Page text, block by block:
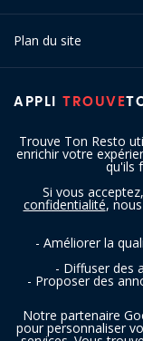
Trouve Ton Resto
enrichir votre
qu'ils
Si vous
confidentialité,
- Améliorer la
- Diffuser des
- Proposer des
Notre partenaire
pour personnaliser
APPLI TROUVE
Plan du site
SUIVEZ-NOUS